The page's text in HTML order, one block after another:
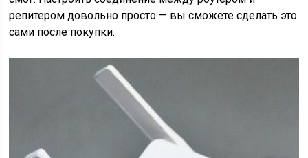
репитером довольно просто — вы сможете сделать это
сами после покупки.